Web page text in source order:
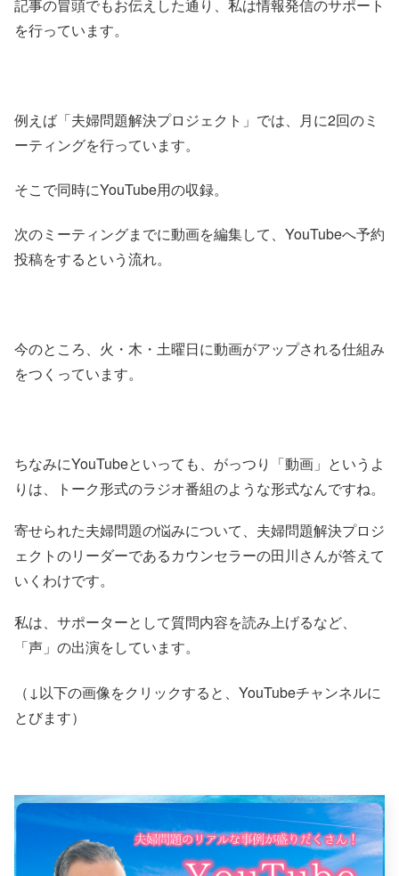
記事の冒頭でもお伝えした通り、私は情報発信のサポート
を行っています。
例えば「夫婦問題解決プロジェクト」では、月に2回のミ
ーティングを行っています。
そこで同時にYouTube用の収録。
次のミーティングまでに動画を編集して、YouTubeへ予約
投稿をするという流れ。
今のところ、火・木・土曜日に動画がアップされる仕組み
をつくっています。
ちなみにYouTubeといっても、がっつり「動画」というよ
りは、トーク形式のラジオ番組のような形式なんですね。
寄せられた夫婦問題の悩みについて、夫婦問題解決プロジ
ェクトのリーダーであるカウンセラーの田川さんが答えて
いくわけです。
私は、サポーターとして質問内容を読み上げるなど、
「声」の出演をしています。
（↓以下の画像をクリックすると、YouTubeチャンネルに
とびます）